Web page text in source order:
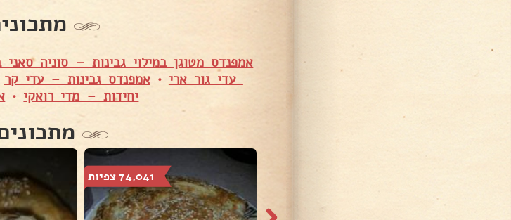
אמפנדס מטוגן במילוי גבינות – סוניה סאני
עדי גור ארי •אמפנדס גבינות – עדי קר
יחידות – מדי רואקי •
74,041 צפיות